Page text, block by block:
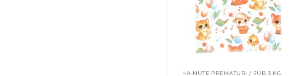
HĂINUȚE PREMATURI / SUB 3 KG